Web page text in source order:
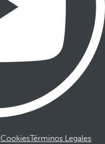
CookiesTérminos Legales